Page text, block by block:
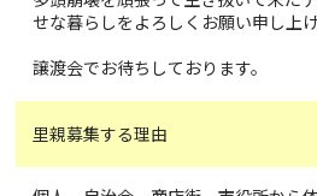
せな暮らしをよろしくお願い申し上げ
譲渡会でお待ちしております。
里親募集する理由